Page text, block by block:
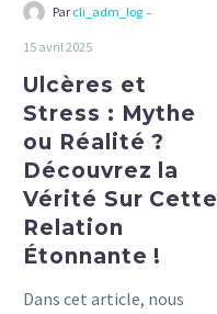
Sur
Cette
Relation
Étonnante
!
Par cli_adm_log -
15 avril 2025
Ulcères et
Stress : Mythe
ou Réalité ?
Découvrez la
Vérité Sur Cette
Relation
Étonnante !
Dans cet article, nous